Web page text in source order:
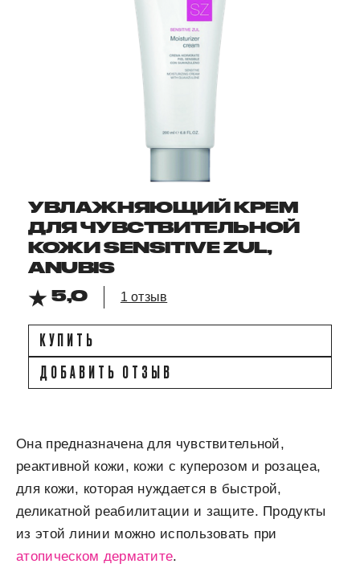
УВЛАЖНЯЮЩИЙ КРЕМ
ДЛЯ ЧУВСТВИТЕЛЬНОЙ
КОЖИ SENSITIVE ZUL,
ANUBIS
5,0
1 отзыв
КУПИТЬ
ДОБАВИТЬ ОТЗЫВ
Она предназначена для чувствительной,
реактивной кожи, кожи с куперозом и розацеа,
для кожи, которая нуждается в быстрой,
деликатной реабилитации и защите. Продукты
из этой линии можно использовать при
атопическом дерматите.